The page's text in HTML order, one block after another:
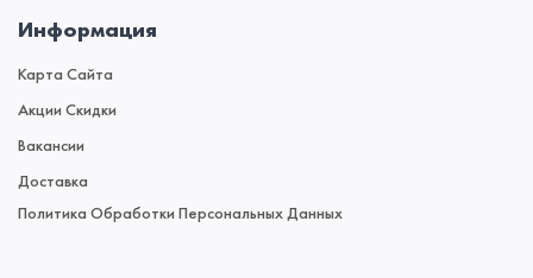
Информация
Карта Сайта
Акции Скидки
Вакансии
Доставка
Политика Обработки Персональных Данных